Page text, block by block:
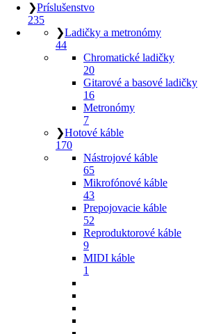
❯Príslušenstvo
235
❯Ladičky a metronómy
44
Chromatické ladičky
20
Gitarové a basové ladičky
16
Metronómy
7
❯Hotové káble
170
Nástrojové káble
65
Mikrofónové káble
43
Prepojovacie káble
52
Reproduktorové káble
9
MIDI káble
1